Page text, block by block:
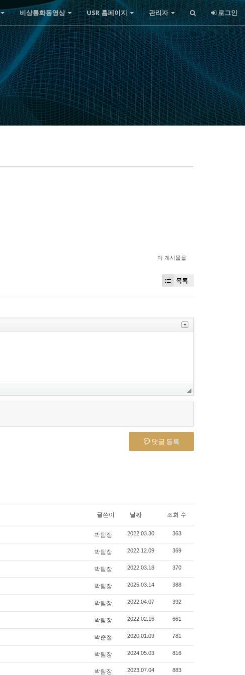
비상통화동영상 USR 홈페이지 관리자 로그인
이 게시물을
목록
댓글 등록
글쓴이 날짜 조회 수
박팀장 2022.03.30 363
박팀장 2022.12.09 369
박팀장 2022.03.18 370
박팀장 2025.03.14 388
박팀장 2022.04.07 392
박팀장 2022.02.16 661
박준철 2020.01.09 781
박팀장 2024.05.03 816
박팀장 2023.07.04 883